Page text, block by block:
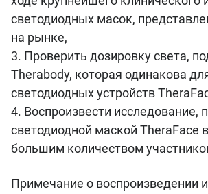
светодиодных масок,
на рынке,
3. Проверить дозировку света,
Therabody, которая одинакова
светодиодных устройств
4. Воспроизвести исследование,
светодиодной маской TheraFace
большим количеством
Примечание о воспроизведении